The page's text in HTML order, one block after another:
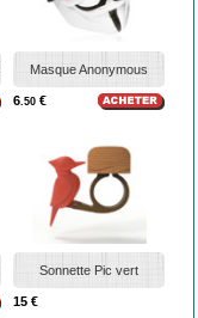
Masque Anonymous
6.50 €
Sonnette Pic vert
15 €